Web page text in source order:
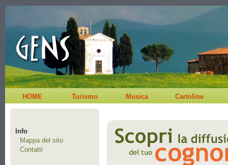
HOME Turismo Musica Cartoline
Info
Mappa del sito
Contatti